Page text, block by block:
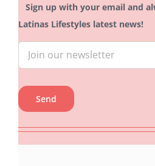
Sign up with your email and
Latinas Lifestyles latest news!